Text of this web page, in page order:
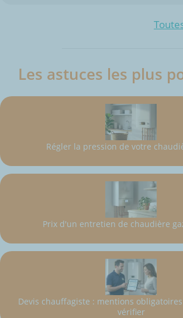
Les astuces les plus
Régler la pression de votre
Prix d'un entretien de chaudière
Devis chauffagiste : mentions
vérifier